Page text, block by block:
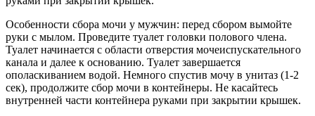
Особенности сбора мочи у мужчин: перед сбором вымойте
руки с мылом. Проведите туалет головки полового члена.
Туалет начинается с области отверстия мочеиспускательного
канала и далее к основанию. Туалет завершается
ополаскиванием водой. Немного спустив мочу в унитаз (1-2
сек), продолжите сбор мочи в контейнеры. Не касайтесь
внутренней части контейнера руками при закрытии крышек.